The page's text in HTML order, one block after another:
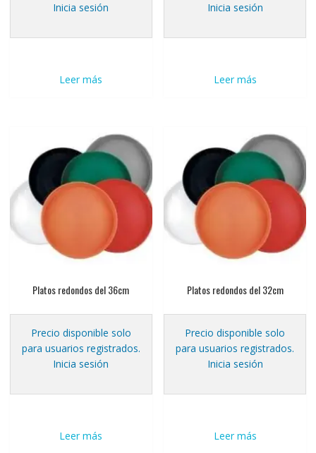
Inicia sesión
Leer más
Inicia sesión
Leer más
Platos redondos del 36cm
Precio disponible solo
para usuarios registrados.
Inicia sesión
Leer más
Platos redondos del 32cm
Precio disponible solo
para usuarios registrados.
Inicia sesión
Leer más